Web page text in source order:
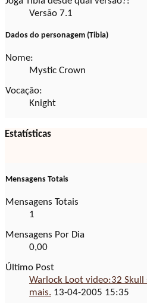
Versão 7.1
Dados do personagem (Tibia)
Nome:
Mystic Crown
Vocação:
Knight
Estatísticas
Mensagens Totais
Mensagens Totais
1
Mensagens Por Dia
0,00
Último Post
Warlock Loot video:32 Skull
mais. 13-04-2005 15:35